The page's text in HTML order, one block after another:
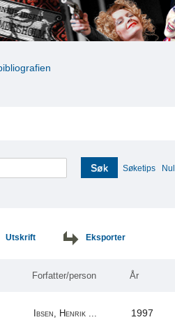
Søk Søketips
Utskrift Eksporter
Forfatter/person År
Ibsen, Henrik ... 1997